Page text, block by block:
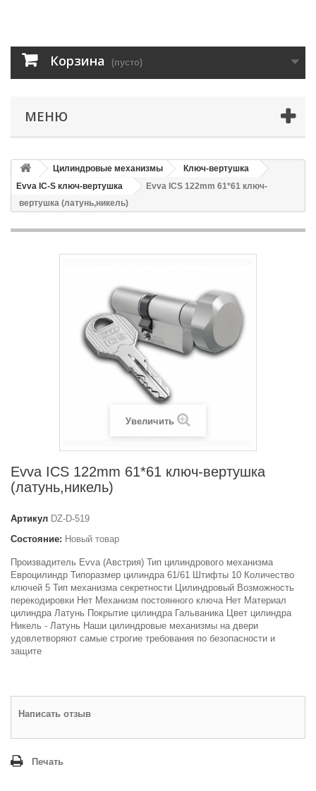
Корзина (пусто)
МЕНЮ
Цилиндровые механизмы
Ключ-вертушка
Evva IC-S ключ-вертушка
Evva ICS 122mm 61*61 ключ-
вертушка (латунь,никель)
Увеличить
Evva ICS 122mm 61*61 ключ-вертушка
(латунь,никель)
Артикул DZ-D-519
Состояние: Новый товар
Произвадитель Evva (Австрия) Тип цилиндрового механизма
Евроцилиндр Типоразмер цилиндра 61/61 Штифты 10 Количество
ключей 5 Тип механизма секретности Цилиндровый Возможность
перекодировки Нет Механизм постоянного ключа Нет Материал
цилиндра Латунь Покрытие цилиндра Гальваника Цвет цилиндра
Никель - Латунь Наши цилиндровые механизмы на двери
удовлетворяют самые строгие требования по безопасности и
защите
Написать отзыв
Печать